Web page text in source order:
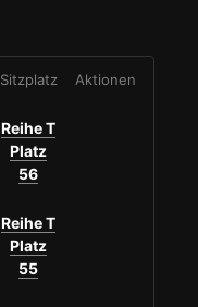
Sitzplatz Aktionen
Reihe T
Platz
56
Reihe T
Platz
55